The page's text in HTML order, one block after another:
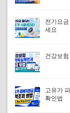
전기요
세요
건강보
고유가
확인법